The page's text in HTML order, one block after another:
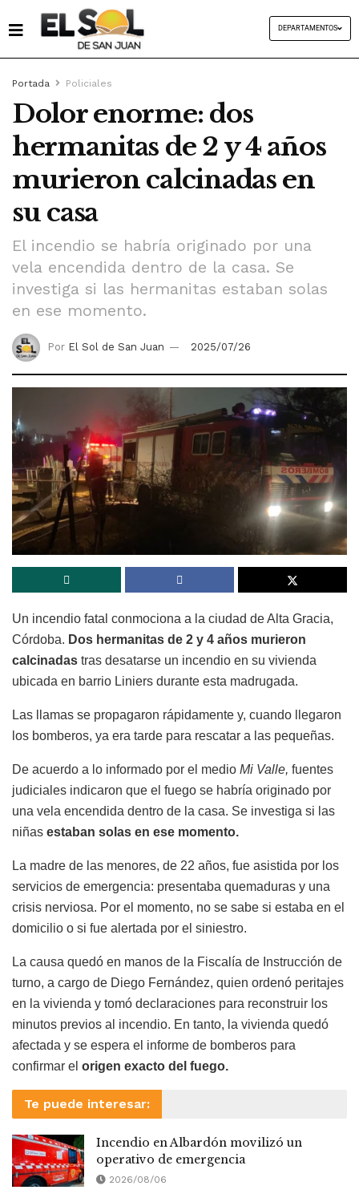
DEPARTAMENTOS
Portada Policiales
Dolor enorme: dos
hermanitas de 2 y 4 años
murieron calcinadas en
su casa
El incendio se habría originado por una
vela encendida dentro de la casa. Se
investiga si las hermanitas estaban solas
en ese momento.
Por El Sol de San Juan 2025/07/26
Un incendio fatal conmociona a la ciudad de Alta Gracia,
Córdoba. Dos hermanitas de 2 y 4 años murieron
calcinadas tras desatarse un incendio en su vivienda
ubicada en barrio Liniers durante esta madrugada.
Las llamas se propagaron rápidamente y, cuando llegaron
los bomberos, ya era tarde para rescatar a las pequeñas.
De acuerdo a lo informado por el medio Mi Valle, fuentes
judiciales indicaron que el fuego se habría originado por
una vela encendida dentro de la casa. Se investiga si las
niñas estaban solas en ese momento.
La madre de las menores, de 22 años, fue asistida por los
servicios de emergencia: presentaba quemaduras y una
crisis nerviosa. Por el momento, no se sabe si estaba en el
domicilio o si fue alertada por el siniestro.
La causa quedó en manos de la Fiscalía de Instrucción de
turno, a cargo de Diego Fernández, quien ordenó peritajes
en la vivienda y tomó declaraciones para reconstruir los
minutos previos al incendio. En tanto, la vivienda quedó
afectada y se espera el informe de bomberos para
confirmar el origen exacto del fuego.
Te puede interesar:
Incendio en Albardón movilizó un
operativo de emergencia
2026/08/06